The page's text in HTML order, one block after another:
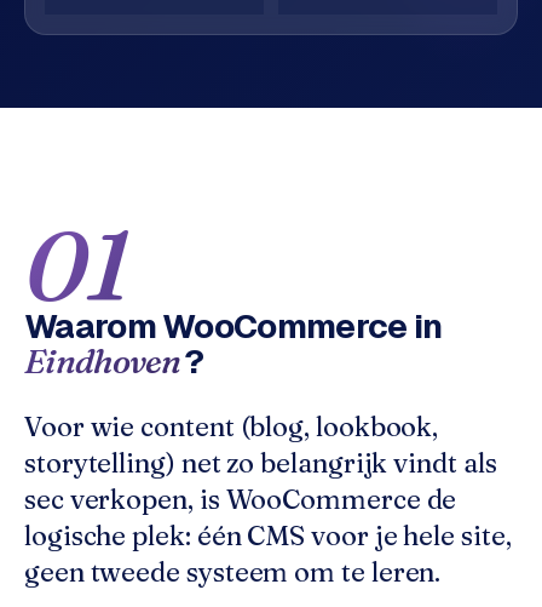
m
e
e
b
s
h
p
B
2
B
e
z
A
Q
C
n
a
c
t
01
WaaromWooCommerce in
Eindhoven?
Voor wie content (blog, lookbook,
storytelling) net zo belangrijk vindt als
sec verkopen, is WooCommerce de
logische plek: één CMS voor je hele site,
geen tweede systeem om te leren.